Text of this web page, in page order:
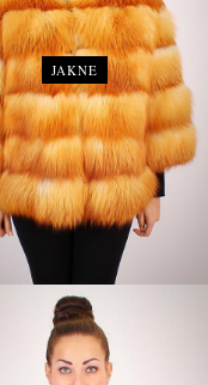
JAKNE